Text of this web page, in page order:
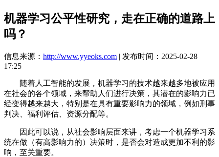
机器学习公平性研究，走在正确的道路上
吗？
信息来源： http://www.yyeoks.com | 发布时间：2025-02-28
17:25
随着人工智能的发展，机器学习的技术越来越多地被应用
在社会的各个领域，来帮助人们进行决策，其潜在的影响力已
经变得越来越大，特别是在具有重要影响力的领域，例如刑事
判决、福利评估、资源分配等。
因此可以说，从社会影响层面来讲，考虑一个机器学习系
统在做（有高影响力的）决策时，是否会对造成更加不利的影
响，至关重要。